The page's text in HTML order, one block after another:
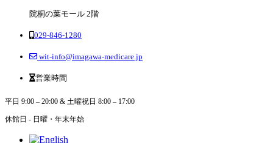
院桐の葉モール 2階
029-846-1280
wit-info@imagawa-medicare.jp
営業時間
平日 9:00 – 20:00 & 土曜祝日 8:00 – 17:00
休館日 - 日曜・年末年始